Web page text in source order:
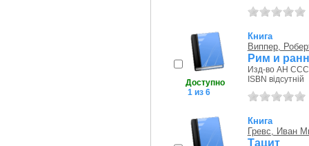
Доступно
1 из 6
Книга
Виппер,
Рим и
Изд-во АН
ISBN відсутній
Книга
Гревс, Иван
Тацит